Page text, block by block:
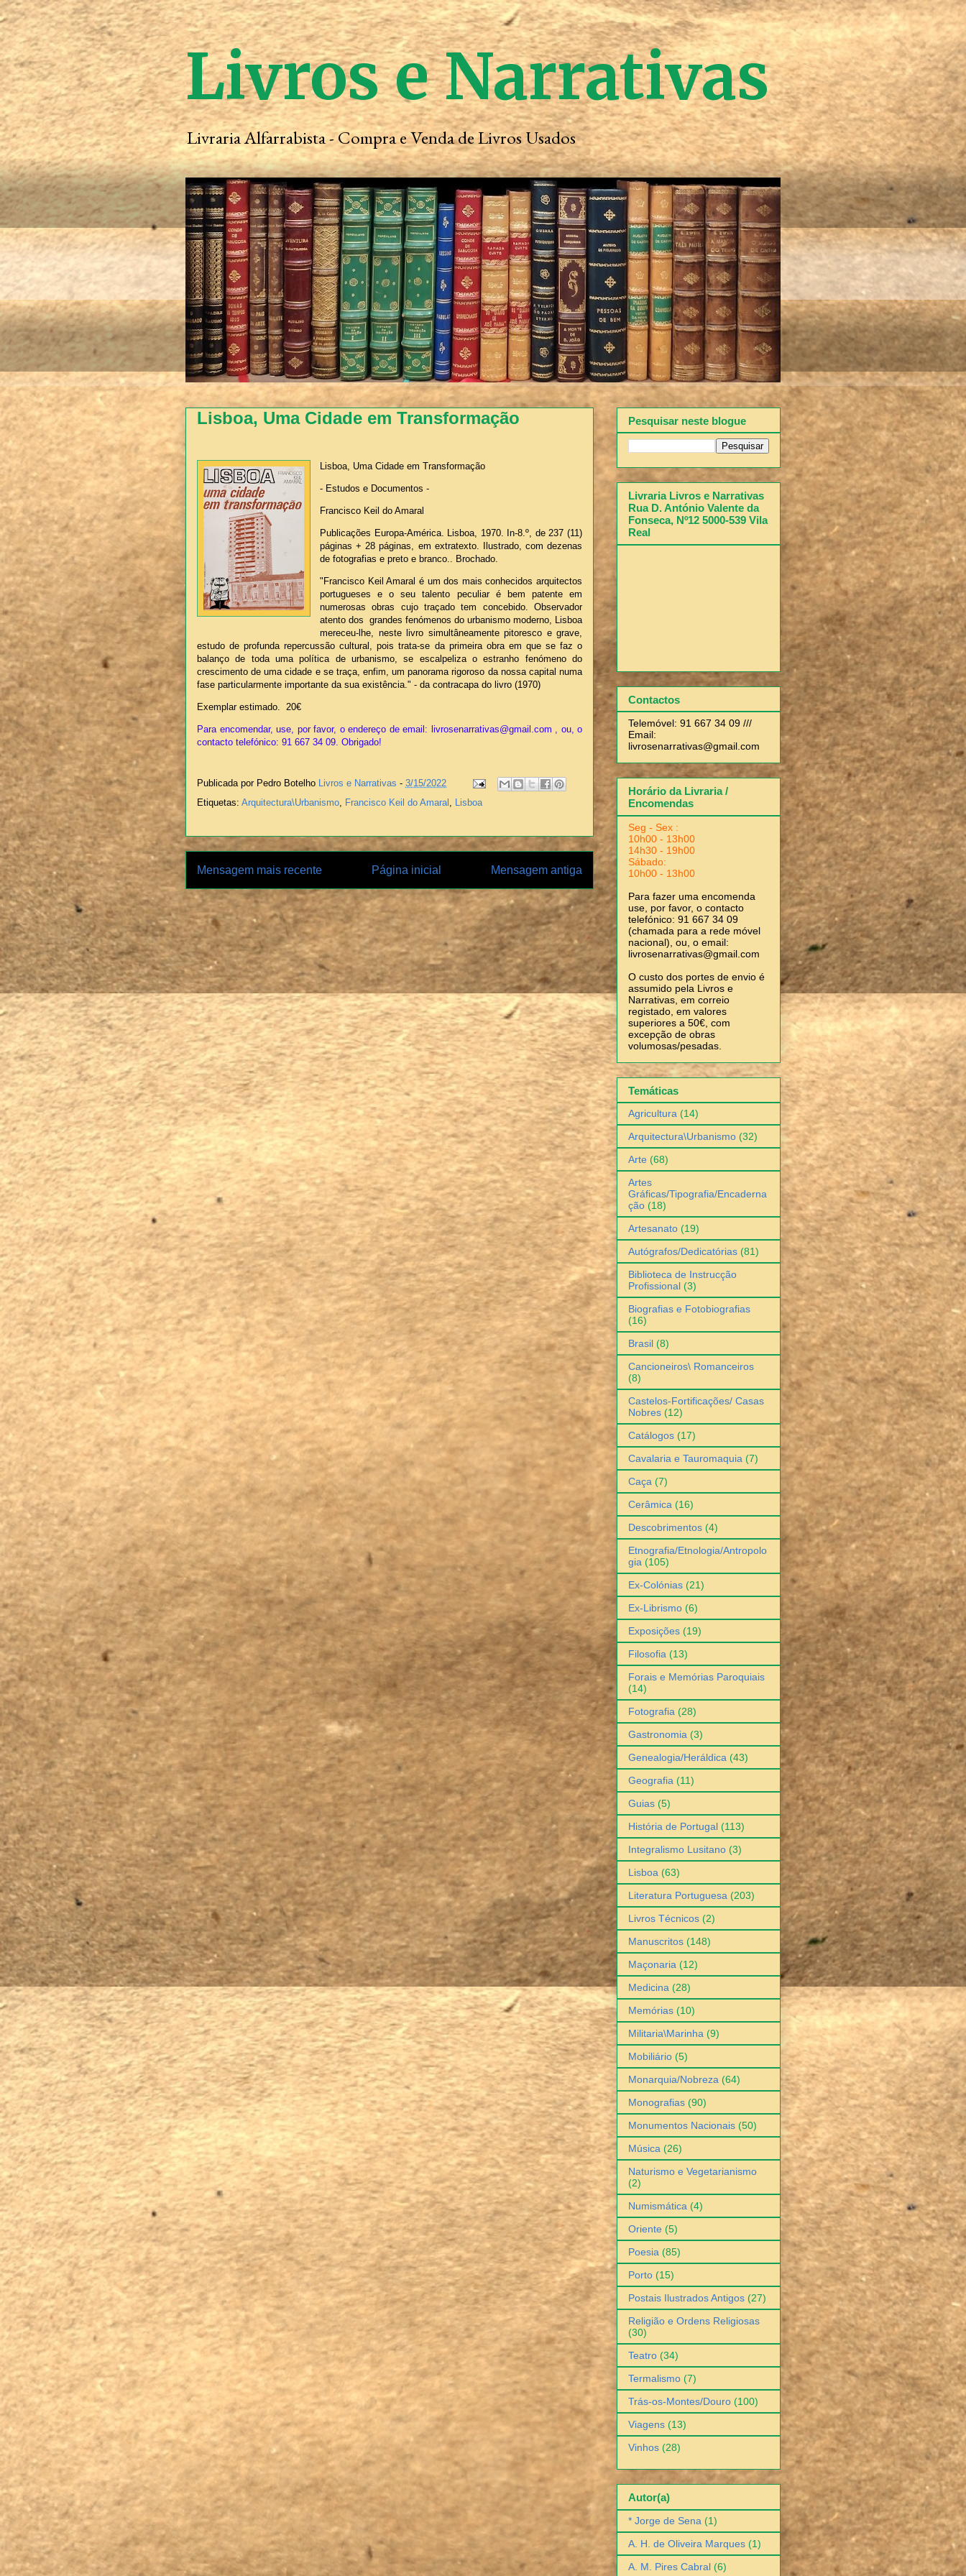
Livros e Narrativas
Livraria Alfarrabista - Compra e Venda de Livros Usados
Lisboa, Uma Cidade em Transformação
Lisboa, Uma Cidade em Transformação
- Estudos e Documentos -
Francisco Keil do Amaral
Publicações Europa-América. Lisboa, 1970. In-8.º, de 237 (11)
páginas + 28 páginas, em extratexto. Ilustrado, com dezenas
de fotografias e preto e branco.. Brochado.
"Francisco Keil Amaral é um dos mais conhecidos arquitectos
portugueses e o seu talento peculiar é bem patente em
numerosas obras cujo traçado tem concebido. Observador
atento dos grandes fenómenos do urbanismo moderno, Lisboa
mereceu-lhe, neste livro simultâneamente pitoresco e grave,
estudo de profunda repercussão cultural, pois trata-se da primeira obra em que se faz o
balanço de toda uma política de urbanismo, se escalpeliza o estranho fenómeno do
crescimento de uma cidade e se traça, enfim, um panorama rigoroso da nossa capital numa
fase particularmente importante da sua existência." - da contracapa do livro (1970)
Exemplar estimado. 20€
Para encomendar, use, por favor, o endereço de email: livrosenarrativas@gmail.com , ou, o
contacto telefónico: 91 667 34 09. Obrigado!
Publicada por Pedro Botelho Livros e Narrativas - 3/15/2022
Etiquetas: Arquitectura\Urbanismo Francisco Keil do Amaral Lisboa
Mensagem mais recente Mensagem antiga
Página inicial
Pesquisar neste blogue
Livraria Livros e Narrativas
Rua D. António Valente da
Fonseca, Nº12 5000-539 Vila
Real
Contactos
Telemóvel: 91 667 34 09 ///
Email:
livrosenarrativas@gmail.com
Horário da Livraria /
Encomendas
Seg - Sex :
10h00 - 13h00
14h30 - 19h00
Sábado:
10h00 - 13h00
Para fazer uma encomenda
use, por favor, o contacto
telefónico: 91 667 34 09
(chamada para a rede móvel
nacional), ou, o email:
livrosenarrativas@gmail.com
O custo dos portes de envio é
assumido pela Livros e
Narrativas, em correio
registado, em valores
superiores a 50€, com
excepção de obras
volumosas/pesadas.
Temáticas
Agricultura (14)
Arquitectura\Urbanismo (32)
Arte (68)
Artes
Gráficas/Tipografia/Encaderna
ção (18)
Artesanato (19)
Autógrafos/Dedicatórias (81)
Biblioteca de Instrucção
Profissional (3)
Biografias e Fotobiografias
(16)
Brasil (8)
Cancioneiros\ Romanceiros
(8)
Castelos-Fortificações/ Casas
Nobres (12)
Catálogos (17)
Cavalaria e Tauromaquia (7)
Caça (7)
Cerâmica (16)
Descobrimentos (4)
Etnografia/Etnologia/Antropolo
gia (105)
Ex-Colónias (21)
Ex-Librismo (6)
Exposições (19)
Filosofia (13)
Forais e Memórias Paroquiais
(14)
Fotografia (28)
Gastronomia (3)
Genealogia/Heráldica (43)
Geografia (11)
Guias (5)
História de Portugal (113)
Integralismo Lusitano (3)
Lisboa (63)
Literatura Portuguesa (203)
Livros Técnicos (2)
Manuscritos (148)
Maçonaria (12)
Medicina (28)
Memórias (10)
Militaria\Marinha (9)
Mobiliário (5)
Monarquia/Nobreza (64)
Monografias (90)
Monumentos Nacionais (50)
Música (26)
Naturismo e Vegetarianismo
(2)
Numismática (4)
Oriente (5)
Poesia (85)
Porto (15)
Postais Ilustrados Antigos (27)
Religião e Ordens Religiosas
(30)
Teatro (34)
Termalismo (7)
Trás-os-Montes/Douro (100)
Viagens (13)
Vinhos (28)
Autor(a)
* Jorge de Sena (1)
A. H. de Oliveira Marques (1)
A. M. Pires Cabral (6)